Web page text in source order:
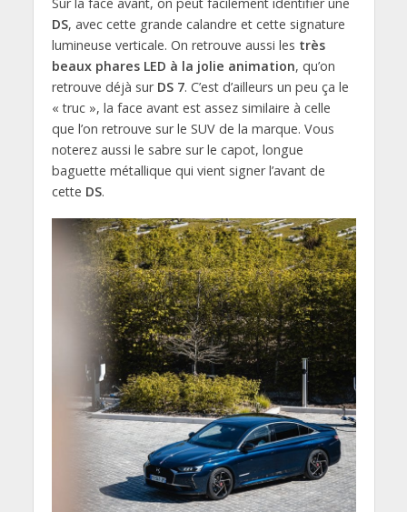
Sur la face avant, on peut facilement identifier une
DS, avec cette grande calandre et cette signature
lumineuse verticale. On retrouve aussi les très
beaux phares LED à la jolie animation, qu’on
retrouve déjà surDS 7. C’est d’ailleurs un peu ça le
« truc », la face avant est assez similaire à celle
que l’on retrouve sur le SUV de la marque. Vous
noterez aussi le sabre sur le capot, longue
baguette métallique qui vient signer l’avant de
cette DS.